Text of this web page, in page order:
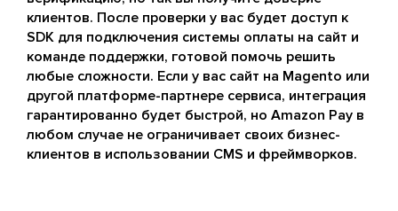
клиентов. После проверки у вас будет доступ к
SDK для подключения системы оплаты на сайт и
команде поддержки, готовой помочь решить
любые сложности. Если у вас сайт на Magento или
другой платформе-партнере сервиса, интеграция
гарантированно будет быстрой, но Amazon Pay в
любом случае не ограничивает своих бизнес-
клиентов в использовании CMS и фреймворков.